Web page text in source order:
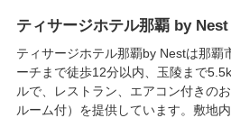
ティサージホテル那覇 by Nest
ティサージホテル那覇by Nestは那覇
ーチまで徒歩12分以内、玉陵まで
ルで、レストラン、エアコン付きの
ルーム付）を提供しています。敷地